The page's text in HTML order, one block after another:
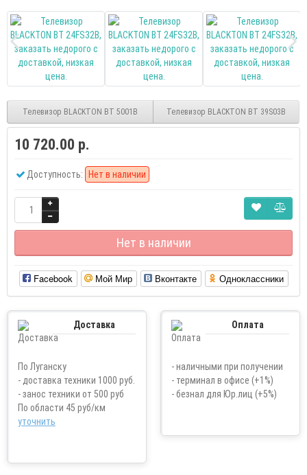
Телевизор BLACKTON BT 5001B Телевизор BLACKTON BT 39S03B
10 720.00 р.
Доступность: Нет в наличии
Нет в наличии
Facebook Мой Мир Вконтакте Одноклассники
Доставка
По Луганску
- доставка техники 1000 руб.
- занос техники от 500 руб
По области 45 руб/км
уточнить
Оплата
- наличными при получении
- терминал в офисе (+1%)
- безнал для Юр.лиц (+5%)